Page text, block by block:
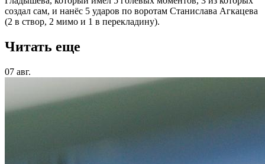
создал сам, и нанёс 5 ударов по воротам Станислава Агкацева
(2 в створ, 2 мимо и 1 в перекладину).
Читать еще
07 авг.